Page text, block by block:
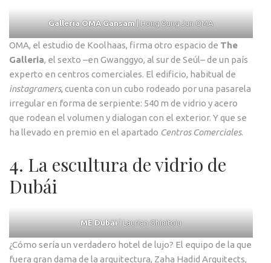
Galleria OMA Gansam | Hong Sung Jun OMA
OMA, el estudio de Koolhaas, firma otro espacio de The
Galleria, el sexto –en Gwanggyo, al sur de Seúl– de un país
experto en centros comerciales. El edificio, habitual de
instagramers, cuenta con un cubo rodeado por una pasarela
irregular en forma de serpiente: 540 m de vidrio y acero
que rodean el volumen y dialogan con el exterior. Y que se
ha llevado en premio en el apartado Centros Comerciales.
4. La escultura de vidrio de
Dubái
ME Dubái| Laurian Ghinitoiu
¿Cómo sería un verdadero hotel de lujo? El equipo de la que
fuera gran dama de la arquitectura, Zaha Hadid Arquitects,